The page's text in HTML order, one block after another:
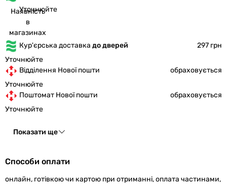
Наявність
в
магазинах
Уточнюйте
Кур'єрська доставка до дверей
297 грн
Уточнюйте
Відділення Нової пошти
обраховується
Уточнюйте
Поштомат Нової пошти
обраховується
Уточнюйте
Показати ще
Способи оплати
онлайн, готівкою чи картою при отриманні, оплата частинами,